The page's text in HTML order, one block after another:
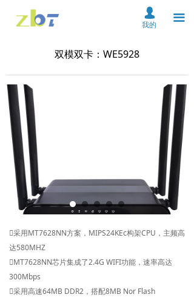
끀
首页
解决方案
资料下载
服务支持
新闻中心
在线购买
联系我们
云平台
英文版
넙
我的
双模双卡：WE5928
采用MT7628NN方案，MIPS24KEc构架CPU，主频高
达580MHZ
MT7628NN芯片集成了2.4G WIFI功能，速率高达
300Mbps
采用高速64MB DDR2，搭配8MB Nor Flash